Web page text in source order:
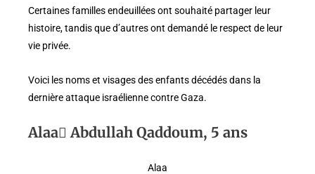
Certaines familles endeuillées ont souhaité partager leur
histoire, tandis que d’autres ont demandé le respect de leur
vie privée.
Voici les noms et visages des enfants décédés dans la
dernière attaque israélienne contre Gaza.
Alaa ِAbdullah Qaddoum, 5 ans
Alaa